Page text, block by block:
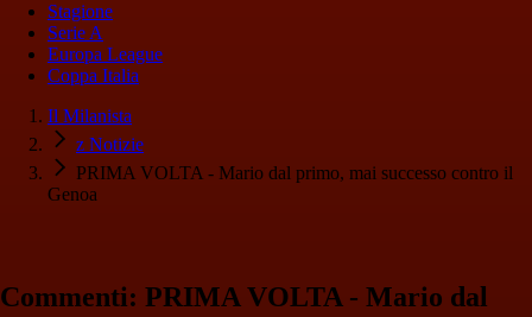
Stagione
Serie A
Europa League
Coppa Italia
Il Milanista
z Notizie
PRIMA VOLTA - Mario dal primo, mai successo contro il
Genoa
Commenti: PRIMA VOLTA - Mario dal